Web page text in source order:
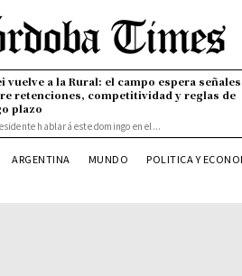
vuelve a la Rural: el campo espera señales
retenciones, competitividad y reglas de
plazo
hablará este domingo en el...
ARGENTINA MUNDO POLITICA Y